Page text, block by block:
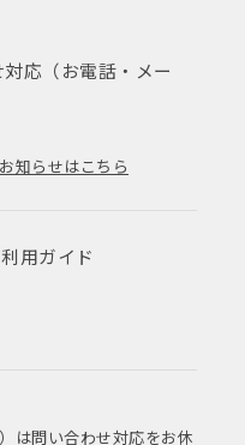
応（お電話・メー
知らせはこちら
用ガイド
は問い合わせ対応をお休